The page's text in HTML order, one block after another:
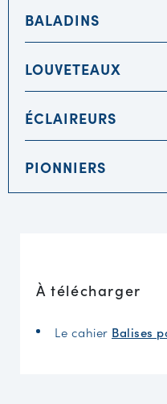
BALADINS
LOUVETEAUX
ÉCLAIREURS
PIONNIERS
À télécharger
Le cahier Balises